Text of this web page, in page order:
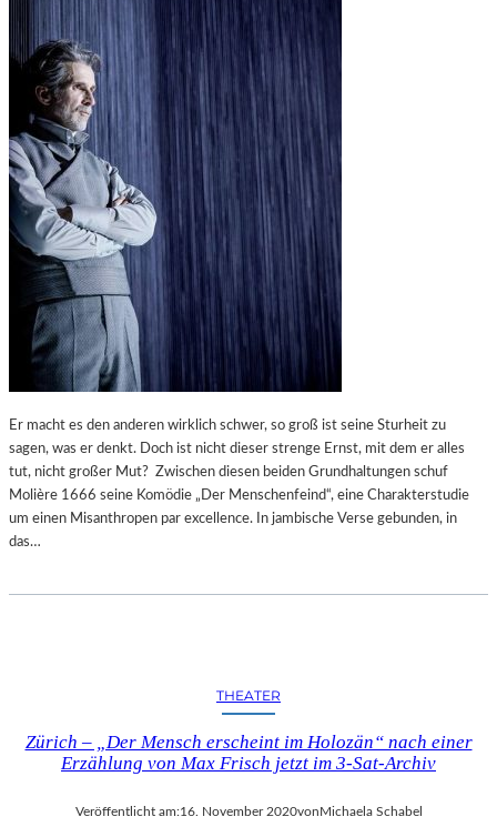
Er macht es den anderen wirklich schwer, so groß ist seine Sturheit zu
sagen, was er denkt. Doch ist nicht dieser strenge Ernst, mit dem er alles
tut, nicht großer Mut? Zwischen diesen beiden Grundhaltungen schuf
Molière 1666 seine Komödie „Der Menschenfeind“, eine Charakterstudie
um einen Misanthropen par excellence. In jambische Verse gebunden, in
das…
THEATER
Zürich – „Der Mensch erscheint im Holozän“ nach einer
Erzählung von Max Frisch jetzt im 3-Sat-Archiv
Veröffentlicht am:16. November 2020vonMichaela Schabel